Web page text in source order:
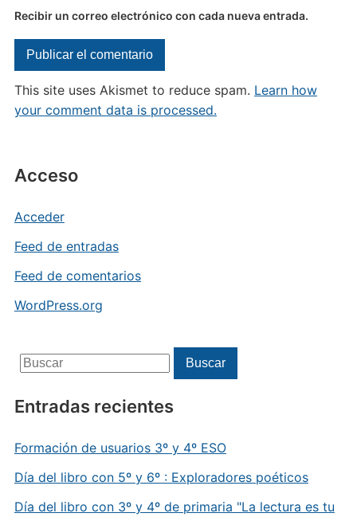
Acceso
Acceder
Feed de entradas
Feed de comentarios
WordPress.org
Buscar: Buscar
Entradas recientes
Formación de usuarios 3º y 4º ESO
Día del libro con 5º y 6º : Exploradores poéticos
Día del libro con 3º y 4º de primaria "La lectura es tu
Recibir un correo electrónico con cada nueva entrada.
This site uses Akismet to reduce spam. Learn how
your comment data is processed.